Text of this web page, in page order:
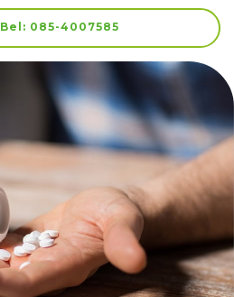
Bel: 085-4007585